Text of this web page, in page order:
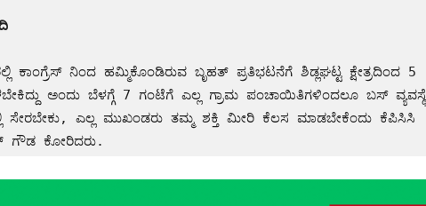
ಶಿಡ್ಲಘಟ್ಟ ಕ್ಷೇತ್ರದಿಂದ 5
ಅಂದು ಬೆಳಗ್ಗೆ 7 ಗಂಟೆಗೆ ಎಲ್ಲ ಗ್ರಾಮ ಪಂಚಾಯಿತಿಗಳಿಂದಲೂ ಬಸ್ ವ್ಯವಸ್ಥೆ
ಸೇರಬೇಕು, ಎಲ್ಲ ಮುಖಂಡರು ತಮ್ಮ ಶಕ್ತಿ ಮೀರಿ ಕೆಲಸ ಮಾಡಬೇಕೆಂದು ಕೆಪಿಸಿಸಿ
ಸಂಯೋಜಕ ಬಿ.ವಿ.ರಾಜೀವ್‌ ಗೌಡ ಕೋರಿದರು.